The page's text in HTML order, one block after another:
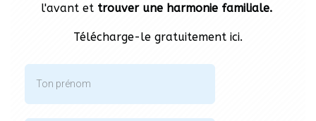
l'avant et trouver une harmonie familiale.
Télécharge-le gratuitement ici.